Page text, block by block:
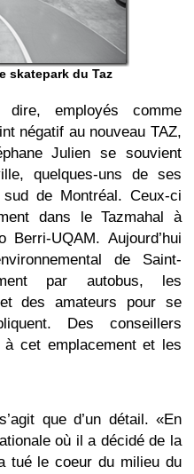
skatepark du Taz
dire, employés comme
négatif au nouveau TAZ,
Julien se souvient
quelques-uns de ses
de Montréal. Ceux-ci
dans le Tazmahal à
UQAM. Aujourd’hui
de Saint-
par autobus, les
des amateurs pour se
Des conseillers
cet emplacement et les
que d’un détail. «En
où il a décidé de la
tué le coeur du milieu du